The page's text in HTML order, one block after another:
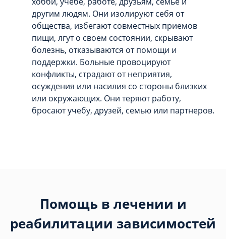
другим людям. Они изолируют себя от
общества, избегают совместных приемов
пищи, лгут о своем состоянии, скрывают
болезнь, отказываются от помощи и
поддержки. Больные провоцируют
конфликты, страдают от неприятия,
осуждения или насилия со стороны близких
или окружающих. Они теряют работу,
бросают учебу, друзей, семью или партнеров.
Помощь в лечении и
реабилитации зависимостей